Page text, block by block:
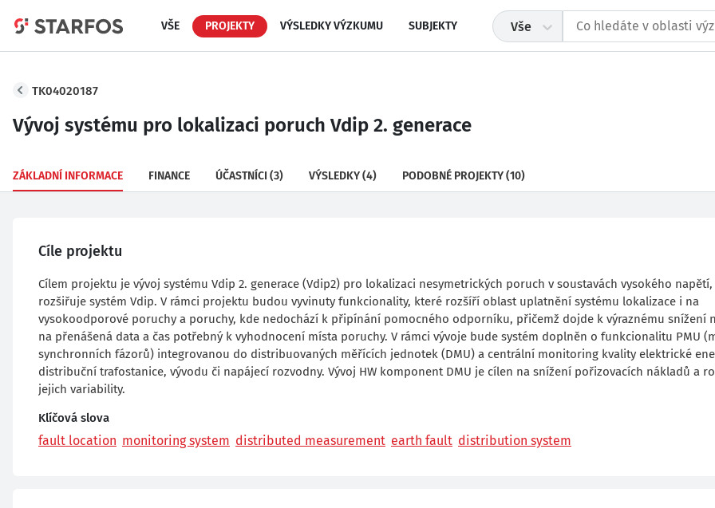
VŠE PROJEKTY VÝSLEDKY VÝZKUMU SUBJEKTY Vše
TK04020187
Vývoj systému pro lokalizaci poruch Vdip 2. generace
ZÁKLADNÍ INFORMACE FINANCE ÚČASTNÍCI (3) VÝSLEDKY(4) PODOBNÉ PROJEKTY(10)
Cíle projektu
Cílem projektu je vývoj systému Vdip 2. generace (Vdip2) pro lokalizaci nesymetrických poruch v soustavách vysokého
rozšiřuje systém Vdip. V rámci projektu budou vyvinuty funkcionality, které rozšíří oblast uplatnění systému lokalizace i na
vysokoodporové poruchy a poruchy, kde nedochází k připínání pomocného odporníku, přičemž dojde k výraznému snížení
na přenášená data a čas potřebný k vyhodnocení místa poruchy. V rámci vývoje bude systém doplněn o funkcionalitu PMU
synchronních fázorů) integrovanou do distribuovaných měřících jednotek (DMU) a centrální monitoring kvality elektrické
distribuční trafostanice, vývodu či napájecí rozvodny. Vývoj HW komponent DMU je cílen na snížení pořizovacích nákladů a
jejich variability.
Klíčová slova
fault location monitoring system distributed measurement earth fault distribution system